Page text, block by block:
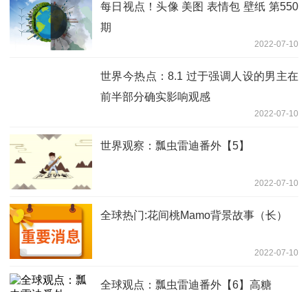
每日视点！头像 美图 表情包 壁纸 第550
期
2022-07-10
世界今热点：8.1 过于强调人设的男主在
前半部分确实影响观感
2022-07-10
世界观察：瓢虫雷迪番外【5】
2022-07-10
全球热门:花间桃Mamo背景故事（长）
2022-07-10
全球观点：瓢虫雷迪番外【6】高糖